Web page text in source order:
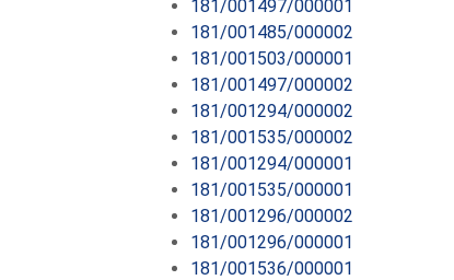
181/001497/000001
181/001485/000002
181/001503/000001
181/001497/000002
181/001294/000002
181/001535/000002
181/001294/000001
181/001535/000001
181/001296/000002
181/001296/000001
181/001536/000001